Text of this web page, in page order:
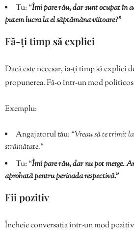
Tu: “Îmi pare rău, dar sunt ocupat în
putem lucra la el săptămâna viitoare?”
Fă-ți timp să explici
Dacă este necesar, ia-ți timp să explici
propunerea. Fă-o într-un mod politicos
Exemplu:
Angajatorul tău: “Vreau să te trimit
străinătate.“
Tu: “Îmi pare rău, dar nu pot merge.
aprobată pentru perioada respectivă.”
Fii pozitiv
Încheie conversația într-un mod